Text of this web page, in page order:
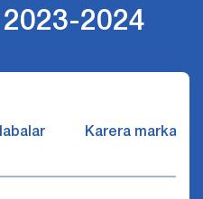
2024
Karera markazi